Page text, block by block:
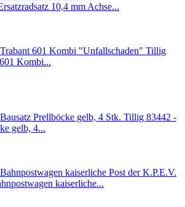
10,4 mm Achse...
Tillig
Kombi...
Tillig 83442 -
gelb, 4...
kaiserliche...